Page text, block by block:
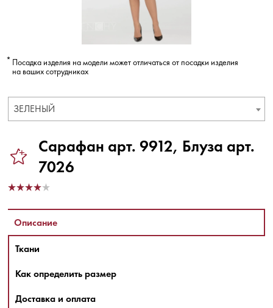
Посадка изделия на модели может отличаться от посадки изделия
на ваших сотрудниках
ЗЕЛЕНЫЙ
Сарафан арт. 9912, Блуза арт.
7026
Описание
Ткани
Как определить размер
Доставка и оплата